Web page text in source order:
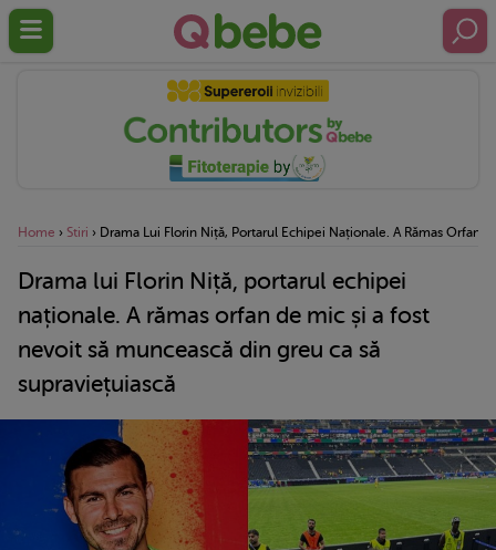
Home › Stiri › Drama Lui Florin Niță, Portarul Echipei Naționale. A Rămas Orfan
Drama lui Florin Niță, portarul echipei
naționale. A rămas orfan de mic și a fost
nevoit să muncească din greu ca să
supraviețuiască